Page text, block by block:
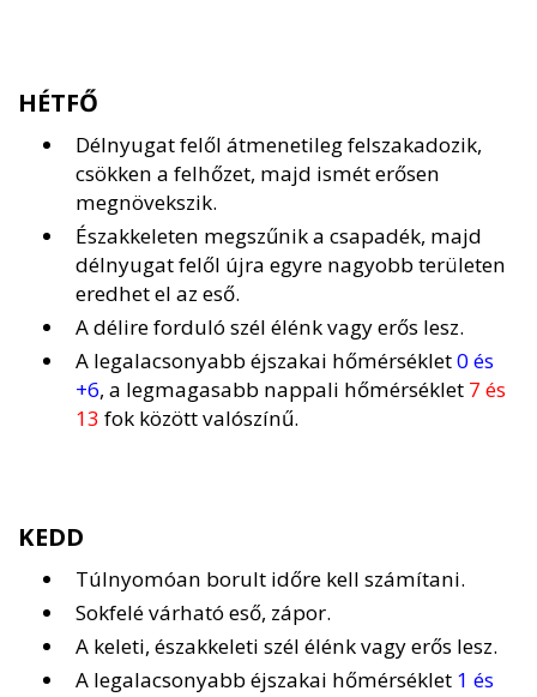
HÉTFŐ
Délnyugat felől átmenetileg felszakadozik,
csökken a felhőzet, majd ismét erősen
megnövekszik.
Északkeleten megszűnik a csapadék, majd
délnyugat felől újra egyre nagyobb területen
eredhet el az eső.
A délire forduló szél élénk vagy erős lesz.
A legalacsonyabb éjszakai hőmérséklet0 és
+6, a legmagasabb nappali hőmérséklet 7 és
13 fok között valószínű.
KEDD
Túlnyomóan borult időre kell számítani.
Sokfelé várható eső, zápor.
A keleti, északkeleti szél élénk vagy erős lesz.
A legalacsonyabb éjszakai hőmérséklet 1 és